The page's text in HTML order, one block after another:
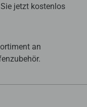
jetzt kostenlos
an